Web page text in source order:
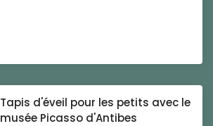
Tapis d'éveil pour les petits avec le
musée Picasso d'Antibes